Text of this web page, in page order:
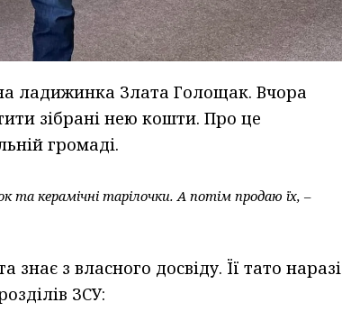
ладижинка Злата Голощак. Вчора
зібрані нею кошти. Про це
громаді.
та керамічні тарілочки. А потім продаю їх, –
з власного досвіду. Її тато наразі
ЗСУ: